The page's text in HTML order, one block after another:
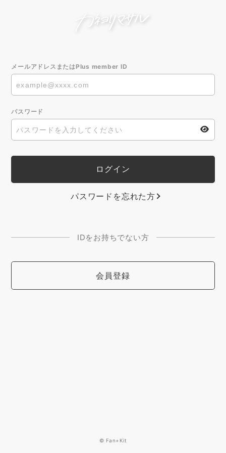
メールアドレスまたはPlus member ID
パスワード
パスワードを忘れた方
IDをお持ちでない方
会員登録
© Fan+Kit